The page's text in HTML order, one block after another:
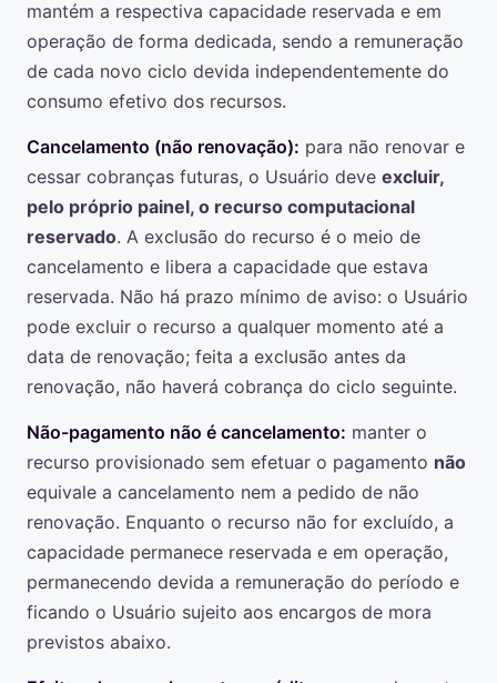
mantém a respectiva capacidade reservada e em
operação de forma dedicada, sendo a remuneração
de cada novo ciclo devida independentemente do
consumo efetivo dos recursos.
Cancelamento (não renovação): para não renovar e
cessar cobranças futuras, o Usuário deve excluir,
pelo próprio painel, o recurso computacional
reservado. A exclusão do recurso é o meio de
cancelamento e libera a capacidade que estava
reservada. Não há prazo mínimo de aviso: o Usuário
pode excluir o recurso a qualquer momento até a
data de renovação; feita a exclusão antes da
renovação, não haverá cobrança do ciclo seguinte.
Não-pagamento não é cancelamento: manter o
recurso provisionado sem efetuar o pagamento não
equivale a cancelamento nem a pedido de não
renovação. Enquanto o recurso não for excluído, a
capacidade permanece reservada e em operação,
permanecendo devida a remuneração do período e
ficando o Usuário sujeito aos encargos de mora
previstos abaixo.